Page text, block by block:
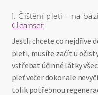
1. Čištění pleti - na
Cleanser
Jestli chcete co nejdříve
pleti, musíte začít u
vstřebat účinné látky
pleť večer dokonale
tolik potřebnou